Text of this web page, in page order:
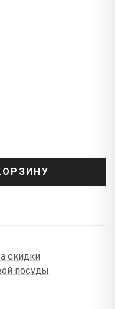
скидки
посуды